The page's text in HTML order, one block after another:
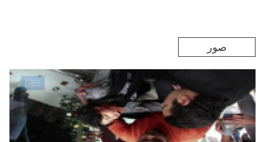
صور